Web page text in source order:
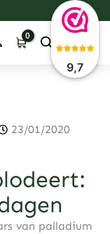
9,7
23/01/2020
van palladium